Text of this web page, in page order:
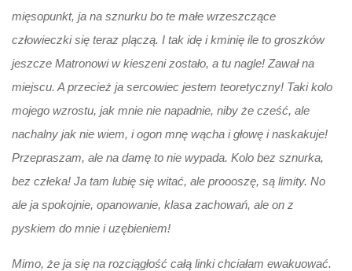
mięsopunkt, ja na sznurku bo te małe wrzeszczące
człowieczki się teraz plączą. I tak idę i kminię ile to groszków
jeszcze Matronowi w kieszeni zostało, a tu nagle! Zawał na
miejscu. A przecież ja sercowiec jestem teoretyczny! Taki kolo
mojego wzrostu, jak mnie nie napadnie, niby że cześć, ale
nachalny jak nie wiem, i ogon mnę wącha i głowę i naskakuje!
Przepraszam, ale na damę to nie wypada. Kolo bez sznurka,
bez człeka! Ja tam lubię się witać, ale proooszę, są limity. No
ale ja spokojnie, opanowanie, klasa zachowań, ale on z
pyskiem do mnie i uzębieniem!
Mimo, że ja się na rozciągłość całą linki chciałam ewakuować.